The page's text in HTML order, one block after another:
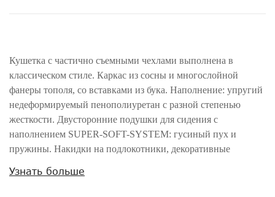
Кушетка с частично съемными чехлами выполнена в
классическом стиле. Каркас из сосны и многослойной
фанеры тополя, со вставками из бука. Наполнение: упругий
недеформируемый пенополиуретан с разной степенью
жесткости. Двусторонние подушки для сидения с
наполнением SUPER-SOFT-SYSTEM: гусиный пух и
пружины. Накидки на подлокотники, декоративные
Узнать больше